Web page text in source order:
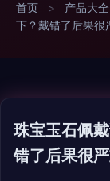
首页 > 产品大全
下？戴错了后果很
珠宝玉石佩
错了后果很